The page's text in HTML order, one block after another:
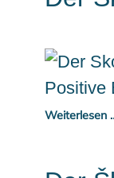
Positive
Weiterlesen